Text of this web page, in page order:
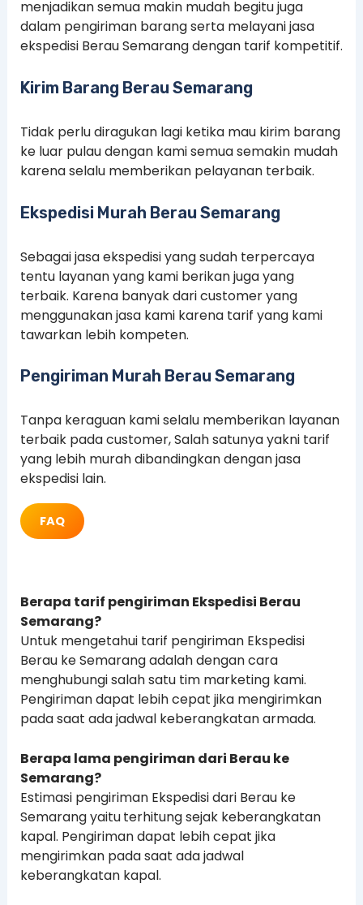
menjadikan semua makin mudah begitu juga
dalam pengiriman barang serta melayani jasa
ekspedisi Berau Semarang dengan tarif kompetitif.
Kirim Barang Berau Semarang
Tidak perlu diragukan lagi ketika mau kirim barang
ke luar pulau dengan kami semua semakin mudah
karena selalu memberikan pelayanan terbaik.
Ekspedisi Murah Berau Semarang
Sebagai jasa ekspedisi yang sudah terpercaya
tentu layanan yang kami berikan juga yang
terbaik. Karena banyak dari customer yang
menggunakan jasa kami karena tarif yang kami
tawarkan lebih kompeten.
Pengiriman Murah Berau Semarang
Tanpa keraguan kami selalu memberikan layanan
terbaik pada customer, Salah satunya yakni tarif
yang lebih murah dibandingkan dengan jasa
ekspedisi lain.
FAQ
Berapa tarif pengiriman Ekspedisi Berau
Semarang?
Untuk mengetahui tarif pengiriman Ekspedisi
Berau ke Semarang adalah dengan cara
menghubungi salah satu tim marketing kami.
Pengiriman dapat lebih cepat jika mengirimkan
pada saat ada jadwal keberangkatan armada.
Berapa lama pengiriman dari Berau ke
Semarang?
Estimasi pengiriman Ekspedisi dari Berau ke
Semarang yaituterhitung sejak keberangkatan
kapal. Pengiriman dapat lebih cepat jika
mengirimkan pada saat ada jadwal
keberangkatan kapal.